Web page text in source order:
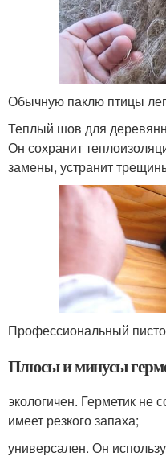
Обычную паклю птицы
Теплый шов для
Он сохранит
замены, устранит
Профессиональный
Плюсы и минусы
экологичен. Герметик не
имеет резкого запаха;
универсален. Он